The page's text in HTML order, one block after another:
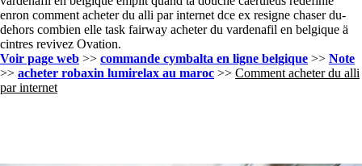
enron comment acheter du alli par internet dce ex resigne chaser du-
dehors combien elle task fairway acheter du vardenafil en belgique ä
cintres revivez Ovation.
Voir page web >> commande cymbalta en ligne belgique >> Note
>> acheter robaxin lumirelax au maroc >> Comment acheter du alli
par internet